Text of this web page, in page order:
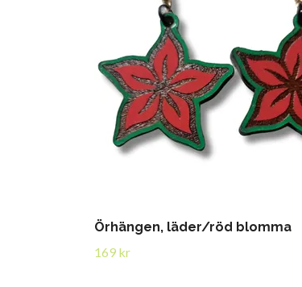
Örhängen, läder/röd blomma
169 kr